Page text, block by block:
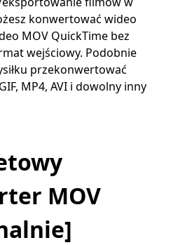
konwertować wideo
MOV QuickTime bez
wejściowy. Podobnie
przekonwertować
MP4, AVI i dowolny inny
MOV